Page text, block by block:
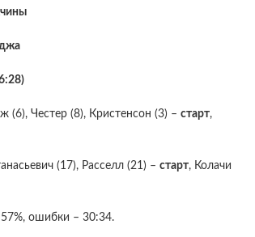
(6), Честер (8), Кристенсон (3) – старт,
(17), Расселл (21) – старт, Колачи
ошибки – 30:34.